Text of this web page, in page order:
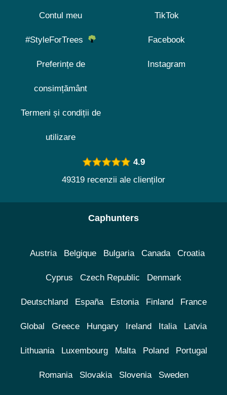
Contul meu
#StyleForTrees
Preferințe de
consimțământ
Termeni și condiții de
utilizare
TikTok
Facebook
Instagram
4.9
49319 recenzii ale clienților
Caphunters
Austria Belgique Bulgaria Canada Croatia
Cyprus Czech Republic Denmark
Deutschland España Estonia Finland France
Global Greece Hungary Ireland Italia Latvia
Lithuania Luxembourg Malta Poland Portugal
Romania Slovakia Slovenia Sweden